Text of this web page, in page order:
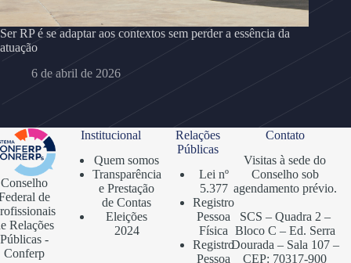
Ser RP é se adaptar aos contextos sem perder a essência da
atuação
6 de abril de 2026
Conselho
de
Relações
Públicas -
Conferp
Institucional
Quem somos
Transparência
e Prestação
de Contas
Eleições
2024
Relações
Públicas
Lei nº
5.377
Registro
Pessoa
Física
Registro
Pessoa
Contato
Visitas à sede do
Conselho sob
agendamento prévio.
SCS – Quadra 2 –
Bloco C – Ed. Serra
Dourada – Sala 107 –
CEP: 70317-900